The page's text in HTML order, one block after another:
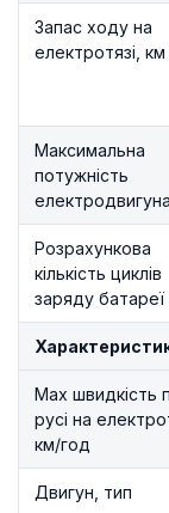
Запас ходу на
електротязі, км
Максимальна
потужність
Розрахункова
кількість циклів
заряду батареї
Max швидкість
русі на
км/год
Двигун, тип